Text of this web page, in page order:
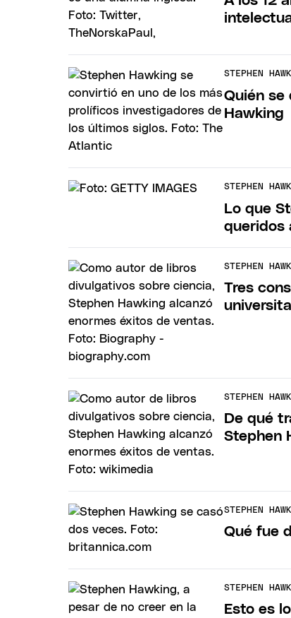
STEPHEN
Quién se
Hawking
STEPHEN
Lo que
queridos
STEPHEN
Tres
STEPHEN
De qué
Stephen
STEPHEN
Qué fue
STEPHEN
Esto es